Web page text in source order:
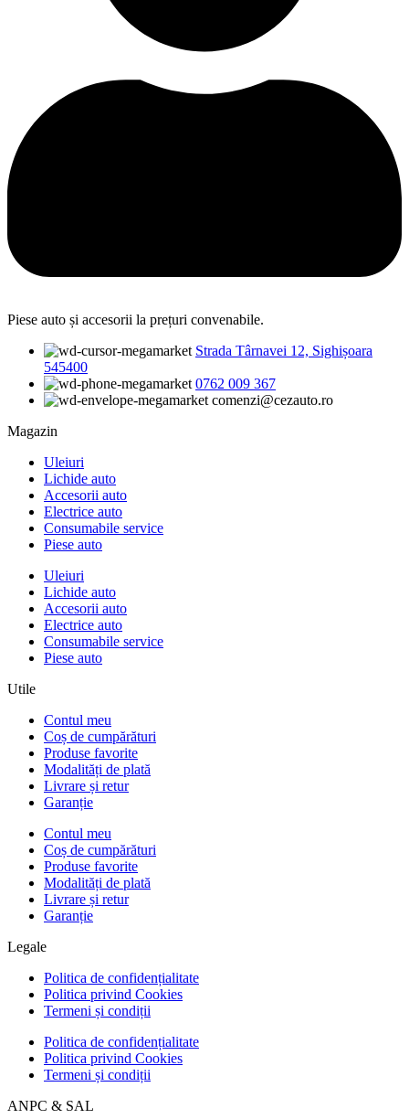
Piese auto și accesorii la prețuri convenabile.
Strada Târnavei 12, Sighișoara
545400
0762 009 367
comenzi@cezauto.ro
Magazin
Uleiuri
Lichide auto
Accesorii auto
Electrice auto
Consumabile service
Piese auto
Uleiuri
Lichide auto
Accesorii auto
Electrice auto
Consumabile service
Piese auto
Utile
Contul meu
Coș de cumpărături
Produse favorite
Modalități de plată
Livrare și retur
Garanție
Contul meu
Coș de cumpărături
Produse favorite
Modalități de plată
Livrare și retur
Garanție
Legale
Politica de confidențialitate
Politica privind Cookies
Termeni și condiții
Politica de confidențialitate
Politica privind Cookies
Termeni și condiții
ANPC & SAL